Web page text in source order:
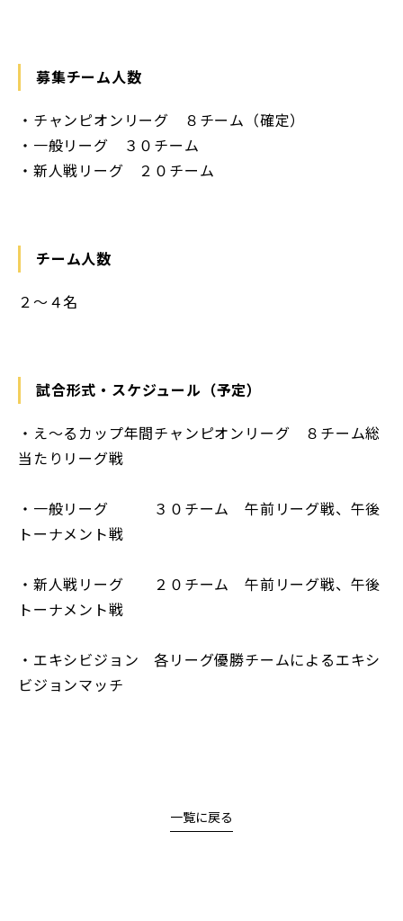
募集チーム人数
・チャンピオンリーグ ８チーム（確定）
・一般リーグ ３０チーム
・新人戦リーグ ２０チーム
チーム人数
２〜４名
試合形式・スケジュール（予定）
・え〜るカップ年間チャンピオンリーグ ８チーム総
当たりリーグ戦
・一般リーグ ３０チーム 午前リーグ戦、午後
トーナメント戦
・新人戦リーグ ２０チーム 午前リーグ戦、午後
トーナメント戦
・エキシビジョン 各リーグ優勝チームによるエキシ
ビジョンマッチ
一覧に戻る